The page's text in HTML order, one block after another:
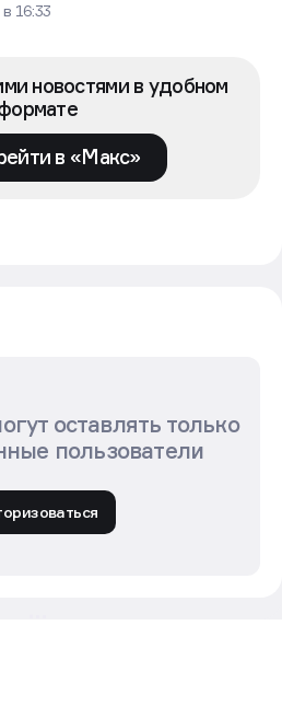
построить 2 млн кв.м. жилья,
в «Макс»